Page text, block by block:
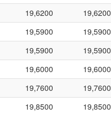
19,6200 19,6200
19,5900 19,5900
19,5900 19,5900
19,6000 19,6000
19,7600 19,7600
19,8500 19,8500